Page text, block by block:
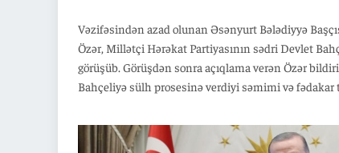
Vəzifəsindən azad olunan Əsənyurt Bələdiyyə
Özər, Millətçi Hərəkat Partiyasının sədri Devlet
görüşüb. Görüşdən sonra açıqlama verən Özər bildirib ki,
Bahçeliyə sülh prosesinə verdiyi səmimi və fədakar
cəzaya çevrilməməsi və müvəqqəti idarəçi
çatması prosesi dəstəkləyə bilər. O, əvvəlki